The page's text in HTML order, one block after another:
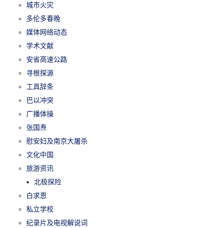
城市火灾
多伦多春晚
媒体网络动态
学术文献
安省高速公路
寻根探源
工具辞条
巴以冲突
广播体操
张国焘
慰安妇及南京大屠杀
文化中国
旅游资讯
北极探险
白求恩
私立学校
纪录片及电视解说词